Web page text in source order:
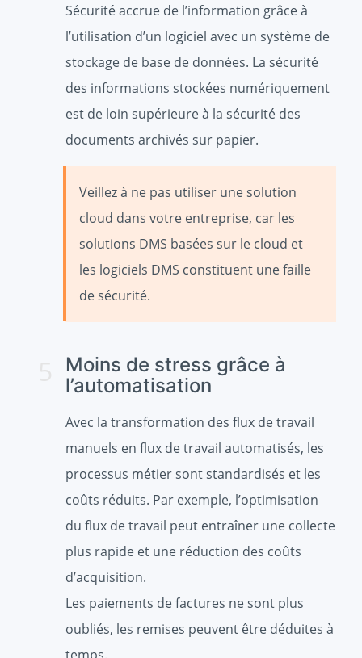
Sécurité accrue de l’information grâce à
l’utilisation d’un logiciel avec un système de
stockage de base de données. La sécurité
des informations stockées numériquement
est de loin supérieure à la sécurité des
documents archivés sur papier.
Veillez à ne pas utiliser une solution
cloud dans votre entreprise, car les
solutions DMS basées sur le cloud et
les logiciels DMS constituent une faille
de sécurité.
Moins de stress grâce à
l’automatisation
Avec la transformation des flux de travail
manuels en flux de travail automatisés, les
processus métier sont standardisés et les
coûts réduits. Par exemple, l’optimisation
du flux de travail peut entraîner une collecte
plus rapide et une réduction des coûts
d’acquisition.
Les paiements de factures ne sont plus
oubliés, les remises peuvent être déduites à
temps.